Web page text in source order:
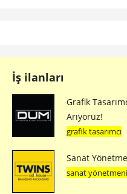
İş ilanları
Grafik
Arıyoruz!
grafik tasarımcı
Sanat
sanat yönetmeni